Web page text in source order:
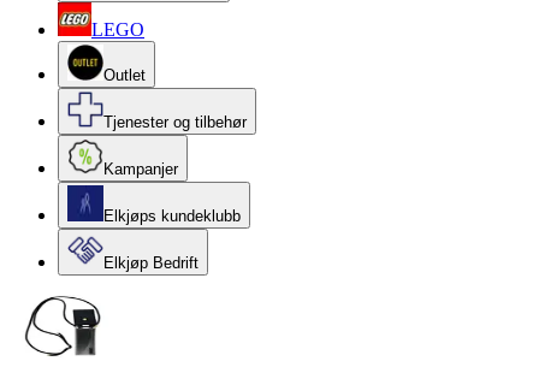
LEGO
Outlet
Tjenester og tilbehør
Kampanjer
Elkjøps kundeklubb
Elkjøp Bedrift